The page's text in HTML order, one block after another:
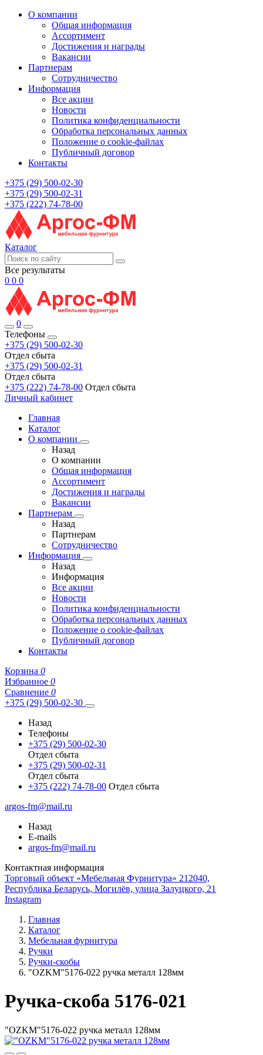
О компании
Общая информация
Ассортимент
Достижения и награды
Вакансии
Партнерам
Сотрудничество
Информация
Все акции
Новости
Политика конфиденциальности
Обработка персональных данных
Положение о cookie-файлах
Публичный договор
Контакты
+375 (29) 500-02-30
+375 (29) 500-02-31
+375 (222) 74-78-00
Каталог
Все результаты
0 0 0
0
Телефоны
+375 (29) 500-02-30
Отдел сбыта
+375 (29) 500-02-31
Отдел сбыта
+375 (222) 74-78-00 Отдел сбыта
Личный кабинет
Главная
Каталог
О компании
Назад
О компании
Общая информация
Ассортимент
Достижения и награды
Вакансии
Партнерам
Назад
Партнерам
Сотрудничество
Информация
Назад
Информация
Все акции
Новости
Политика конфиденциальности
Обработка персональных данных
Положение о cookie-файлах
Публичный договор
Контакты
Корзина 0
Избранное 0
Сравнение 0
+375 (29) 500-02-30
Назад
Телефоны
+375 (29) 500-02-30
Отдел сбыта
+375 (29) 500-02-31
Отдел сбыта
+375 (222) 74-78-00 Отдел сбыта
argos-fm@mail.ru
Назад
E-mails
argos-fm@mail.ru
Контактная информация
Торговый объект «Мебельная Фурнитура» 212040,
Республика Беларусь, Могилёв, улица Залуцкого, 21
Instagram
Главная
Каталог
Мебельная фурнитура
Ручки
Ручки-скобы
"OZKM"5176-022 ручка металл 128мм
Ручка-скоба 5176-021
"OZKM"5176-022 ручка металл 128мм